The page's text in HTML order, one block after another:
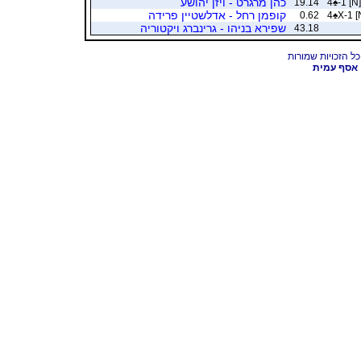
4♠X-1
0.62 קופמן רחל - אדלשטיין פרידה
43.18 שפירא בניהו - גרינברג ויקטוריה
אסף עמית